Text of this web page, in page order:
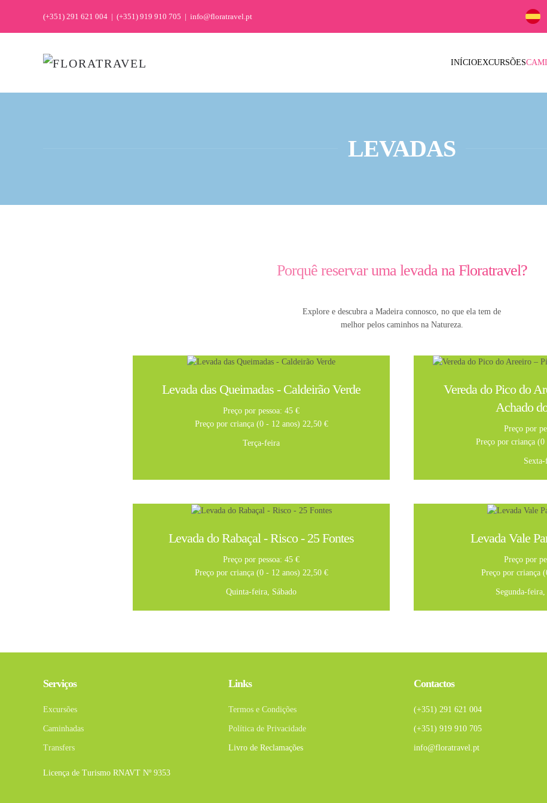
(+351) 291 621 004 | (+351) 919 910 705 | info@floratravel.pt
INÍCIOEXCURSÕES
LEVADAS
Porquê reservar uma levada na Floratravel?
Explore e descubra a Madeira connosco, no que ela tem de
melhor pelos caminhos na Natureza.
Levada das Queimadas - Caldeirão Verde
Preço por pessoa: 45 €
Preço por criança (0 - 12 anos) 22,50 €
Terça-feira
Vereda do Pico do
Achado
Preço por
Preço por criança
Levada do Rabaçal - Risco - 25 Fontes
Preço por pessoa: 45 €
Preço por criança (0 - 12 anos) 22,50 €
Quinta-feira, Sábado
Levada Vale
Preço por
Preço por criança
Segunda-
Serviços
Excursões
Caminhadas
Transfers
Links
Termos e Condições
Política de Privacidade
Livro de Reclamações
Contactos
(+351) 291 621 004
(+351) 919 910 705
info@floratravel.pt
Licença de Turismo RNAVT Nº 9353